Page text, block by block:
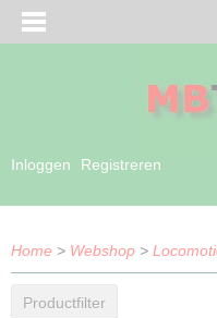
Inloggen Registreren
Home > Webshop >
Productfilter